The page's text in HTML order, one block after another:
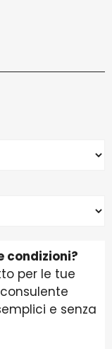
condizioni?
per le tue
e senza